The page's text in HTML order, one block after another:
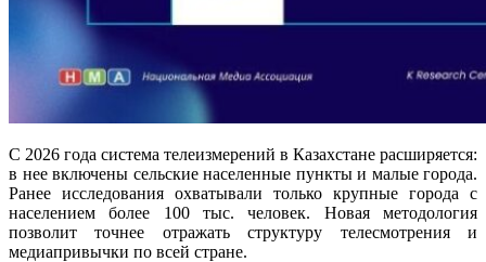
С 2026 года система телеизмерений в Казахстане расширяется:
в нее включены сельские населенные пункты и малые города.
Ранее исследования охватывали только крупные города с
населением более 100 тыс. человек. Новая методология
позволит точнее отражать структуру телесмотрения и
медиапривычки по всей стране.